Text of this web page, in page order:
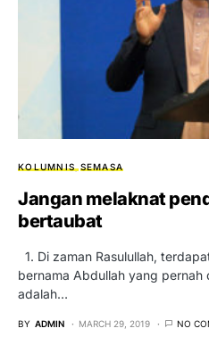
KOLUMNIS SEMASA
Jangan melaknat
bertaubat
1. Di zaman Rasulullah,
bernama Abdullah yang pernah
adalah…
BY ADMIN MARCH 29, 2019 NO